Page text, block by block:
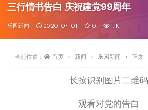
三行情书告白 庆祝建党99周年
乐园新闻 2020-07-01 0 1.1K
当前位置： 首页 新闻 乐园新闻 正文
长按识别图片二维码
观看对党的告白